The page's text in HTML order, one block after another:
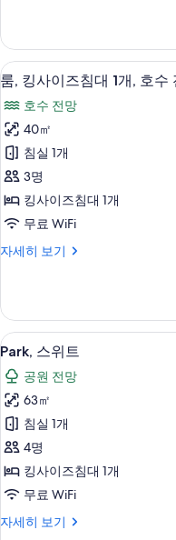
사
진
모
두
보
기
즈
침
대
1
개
자
세
히
보
기
룸,
킹
사
이
즈
침
대
개,
수
전
망
사
진
모
두
보
기
3
룸, 킹사이즈침대 1개, 호수
호수 전망
40㎡
침실 1개
3명
킹사이즈침대 1개
무료 WiFi
자세히 보기
룸,
즈
침
대
개,
호
수
전
망
자
세
히
기
Park,
스
위
트
사
진
모
두
보
7
Park, 스위트
공원 전망
63㎡
침실 1개
4명
킹사이즈침대 1개
무료 WiFi
자세히 보기
Park,